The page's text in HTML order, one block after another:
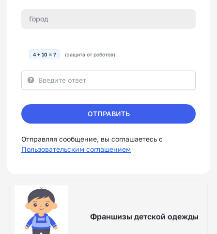
4 + 10 = ? (защита от роботов)
ОТПРАВИТЬ
Отправляя сообщение, вы соглашаетесь с
Пользовательским соглашением
Франшизы детской одежды